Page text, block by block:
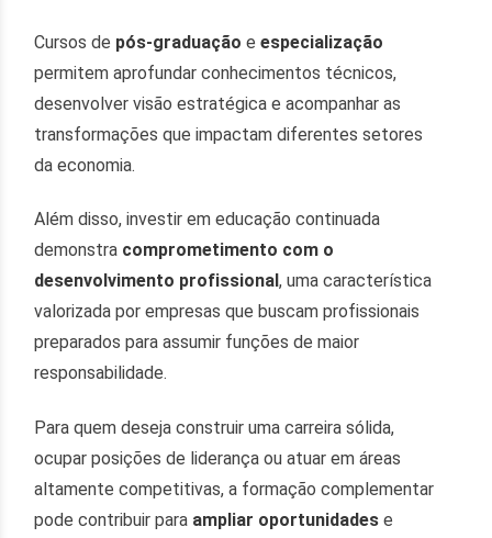
Cursos de pós-graduação eespecialização
permitem aprofundar conhecimentos técnicos,
desenvolver visão estratégica e acompanhar as
transformações que impactam diferentes setores
da economia.
Além disso, investir em educação continuada
demonstra comprometimento com o
desenvolvimento profissional, uma característica
valorizada por empresas que buscam profissionais
preparados para assumir funções de maior
responsabilidade.
Para quem deseja construir uma carreira sólida,
ocupar posições de liderança ou atuar em áreas
altamente competitivas, a formação complementar
pode contribuir para ampliar oportunidades e